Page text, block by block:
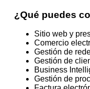
¿Qué puedes
Sitio web y
Comercio
Gestión de
Gestión de
Business
Gestión de